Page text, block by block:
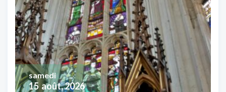
15 août, 2026
samedi